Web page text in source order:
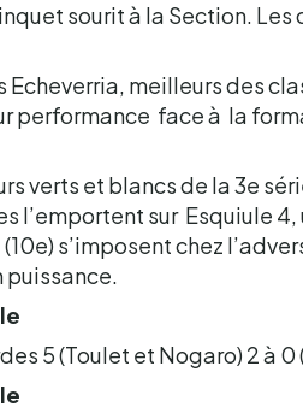
sourit à la Section.
Echeverria, meilleurs des
performance face à la
verts et blancs de la 3e
l’emportent sur Esquiule
s’imposent chez
puissance.
5 (Toulet et Nogaro) 2 à